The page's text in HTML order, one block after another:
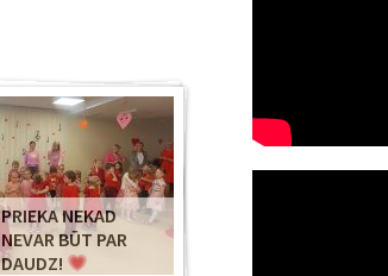
PRIEKA NEKAD
NEVAR BŪT PAR
DAUDZ!